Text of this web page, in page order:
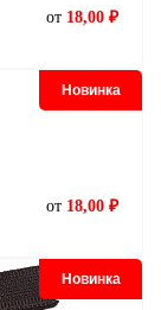
от 18,00 ₽
Новинка
от 18,00 ₽
Новинка